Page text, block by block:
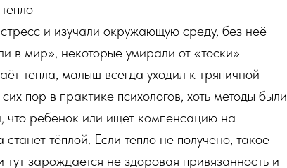
и изучали окружающую среду, без неё
в мир», некоторые умирали от «тоски»
тепла, малыш всегда уходил к тряпичной
пор в практике психологов, хоть методы были
что ребенок или ищет компенсацию на
тёплой. Если тепло не получено, такое
зарождается не здоровая привязанность и